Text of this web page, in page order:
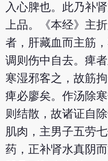
入心脾也。此乃补
上品。《本经》主
者，肝藏血而主筋
调则伤中自去。痺
寒湿邪客之，故筋
痺必廖矣。作汤除
则结散，故诸证自
肌肉，主男子五劳
药，正补肾水真阴